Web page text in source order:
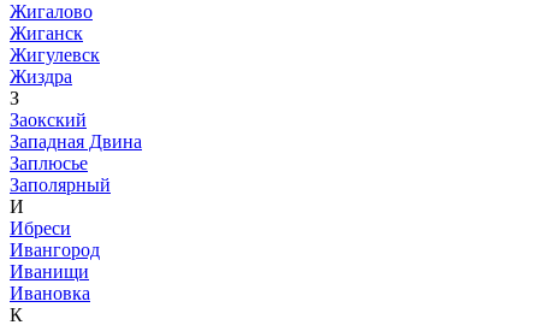
Жигалово
Жиганск
Жигулевск
Жиздра
З
Заокский
Западная Двина
Заплюсье
Заполярный
И
Ибреси
Ивангород
Иванищи
Ивановка
К